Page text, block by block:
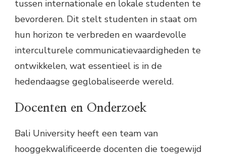
tussen internationale en lokale studenten te
bevorderen. Dit stelt studenten in staat om
hun horizon te verbreden en waardevolle
interculturele communicatievaardigheden te
ontwikkelen, wat essentieel is in de
hedendaagse geglobaliseerde wereld.
Docenten en Onderzoek
Bali University heeft een team van
hooggekwalificeerde docenten die toegewijd